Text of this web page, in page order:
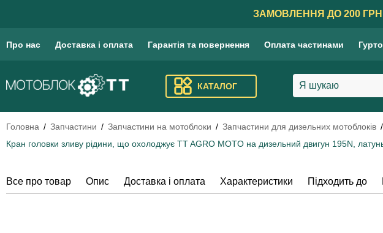
ЗАМОВЛЕННЯ ДО 200
Про нас Доставка і оплата Гарантія та повернення Оплата частинами
КАТАЛОГ
Головна Запчастини Запчастини на мотоблоки Запчастини для дизельних мотоблоків
Кран головки зливу рідини, що охолоджує TT AGRO MOTO на дизельний двигун 195N,
Все про товар Опис Доставка і оплата Характеристики Підходить до